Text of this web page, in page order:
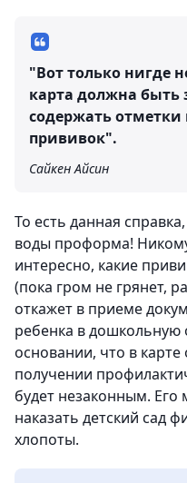
"Вот только нигде
карта должна быть
содержать
прививок".
Сайкен Айсин
То есть данная
воды проформа!
интересно, какие
(пока гром не грянет,
откажет в приеме
ребенка в дошкольную
основании, что в карте
получении
будет незаконным.
наказать детский сад
хлопоты.